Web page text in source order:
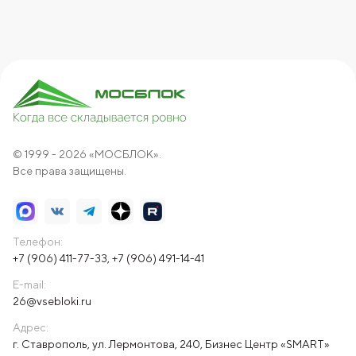
© 1999 - 2026 «МОСБЛОК».
Все права защищены.
Телефон:
+7 (906) 411-77-33 +7 (906) 491-14-41
E-mail:
26@vsebloki.ru
Адрес:
г. Ставрополь, ул. Лермонтова, 240, Бизнес Центр «SMART»